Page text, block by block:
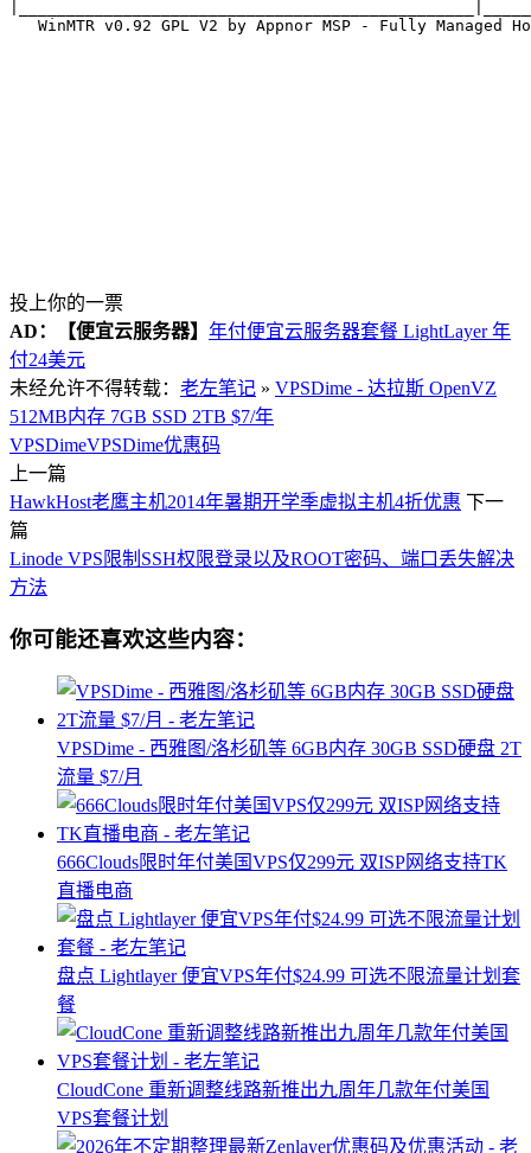
投上你的一票
AD：
【便宜云服务器】 年付便宜云服务器套餐 LightLayer 年
付24美元
未经允许不得转载： 老左笔记 » VPSDime - 达拉斯 OpenVZ
512MB内存 7GB SSD 2TB $7/年
VPSDimeVPSDime优惠码
上一篇
HawkHost老鹰主机2014年暑期开学季虚拟主机4折优惠 下一
篇
Linode VPS限制SSH权限登录以及ROOT密码、端口丢失解决
方法
你可能还喜欢这些内容：
VPSDime - 西雅图/洛杉矶等 6GB内存 30GB SSD硬盘 2T
流量 $7/月
666Clouds限时年付美国VPS仅299元 双ISP网络支持TK
直播电商
盘点 Lightlayer 便宜VPS年付$24.99 可选不限流量计划套
餐
CloudCone 重新调整线路新推出九周年几款年付美国
VPS套餐计划